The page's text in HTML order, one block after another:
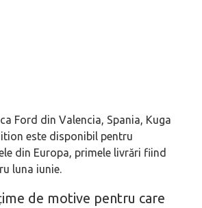
Ford din Valencia, Spania, Kuga
este disponibil pentru
din Europa, primele livrări fiind
luna iunie.
de motive pentru care